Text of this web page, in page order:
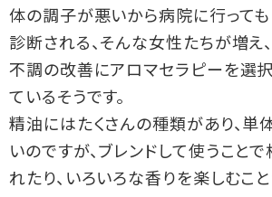
体の調子が悪いから病院に行っても
診断される、そんな女性たちが増え
不調の改善にアロマセラピーを選
ているそうです。
精油にはたくさんの種類があり、単
いのですが、ブレンドして使うこと
れたり、いろいろな香りを楽しむこ